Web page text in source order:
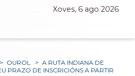
Xoves, 6 ago 2026
> OUROL > A RUTA INDIANA DE
PRAZO DE INSCRICIÓNS A PARTIR